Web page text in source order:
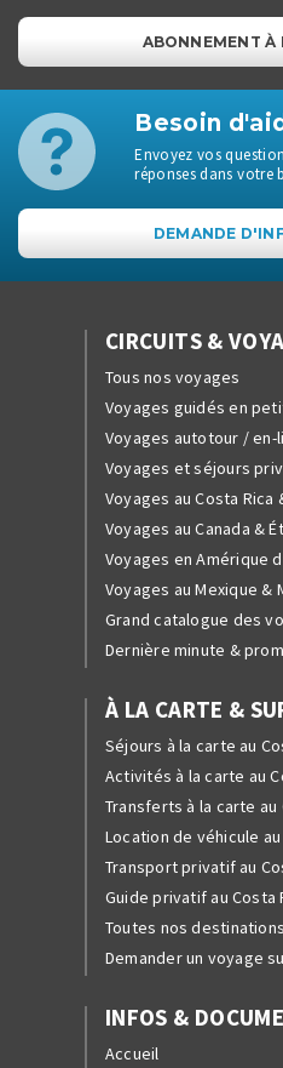
ABONNEMENT À
Besoin
Envoyez vos
réponses dans votre
DEMANDE
CIRCUITS &
Tous nos voyages
Voyages guidés en
Voyages autotour / en-
Voyages et séjours
Voyages au Costa Rica
Voyages au Canada &
Voyages en Amérique
Voyages au Mexique &
Grand catalogue des
Dernière minute &
À LA CARTE &
Séjours à la carte au
Activités à la carte au
Transferts à la carte au
Location de véhicule au
Transport privatif au
Guide privatif au Costa
Toutes nos
Demander un voyage
INFOS &
Accueil